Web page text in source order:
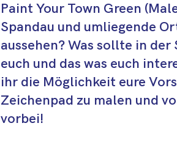
Beratung sowie eine
Informationsmaterial zu
unterschiedlichen
Paint Your Town Green
Spandau und umliegende
aussehen? Was sollte in
euch und das was euch
ihr die Möglichkeit eure
Zeichenpad zu malen und
vorbei!